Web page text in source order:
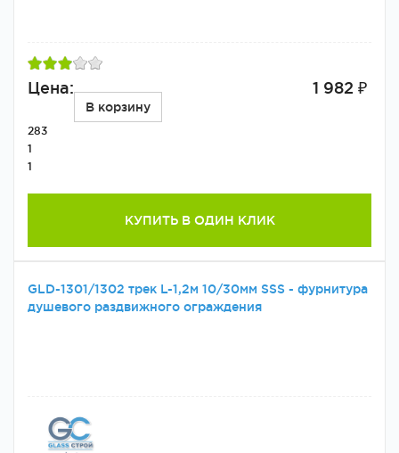
Цена: 1 982 ₽
В корзину
283
1
1
КУПИТЬ В ОДИН КЛИК
GLD-1301/1302 трек L-1,2м 10/30мм SSS - фурнитура
душевого раздвижного ограждения